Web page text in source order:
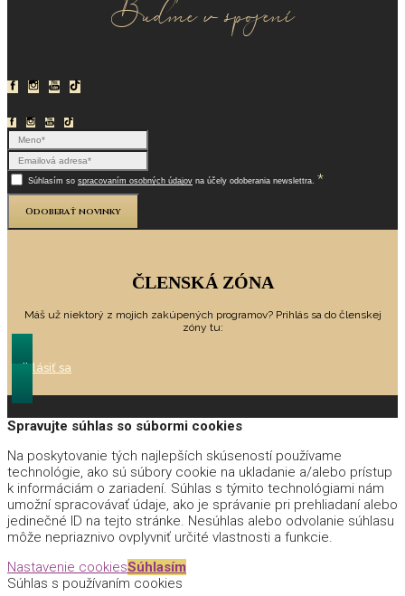
Súhlasím so spracovaním osobných údajov na účely odoberania newslettra. *
Odoberať novinky
ČLENSKÁ ZÓNA
Máš už niektorý z mojich zakúpených programov? Prihlás sa do členskej
zóny tu:
Prihlásiť sa
Spravujte súhlas so súbormi cookies
Na poskytovanie tých najlepších skúseností používame
technológie, ako sú súbory cookie na ukladanie a/alebo prístup
k informáciám o zariadení. Súhlas s týmito technológiami nám
umožní spracovávať údaje, ako je správanie pri prehliadaní alebo
jedinečné ID na tejto stránke. Nesúhlas alebo odvolanie súhlasu
môže nepriaznivo ovplyvniť určité vlastnosti a funkcie.
Nastavenie cookiesSúhlasím
Súhlas s používaním cookies